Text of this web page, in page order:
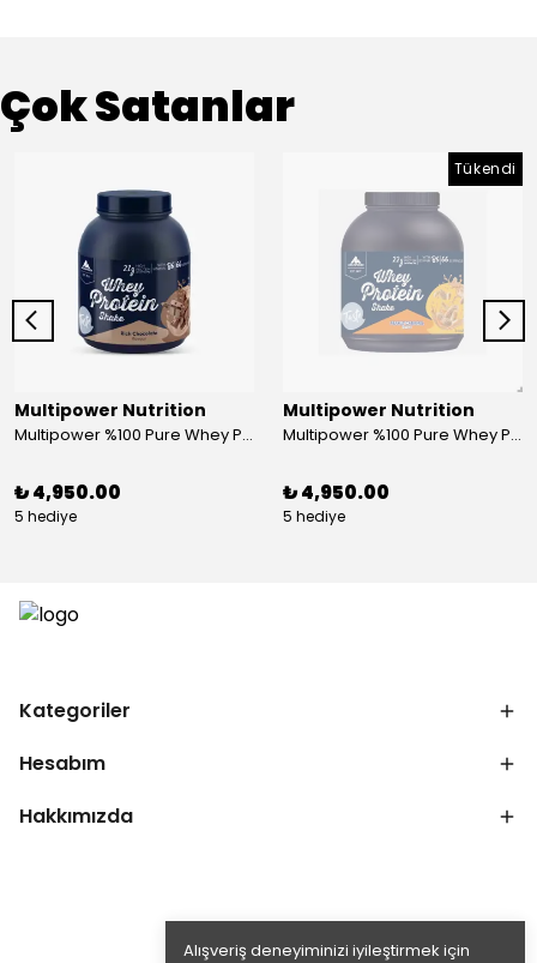
Alışveriş deneyiminizi iyileştirmek için
Çok Satanlar
Multipower Nutrition
Multipower %100 Pure Whey Protein 2000 Gr Çikolata
₺ 4,950.00
5 hediye
Tükendi
Multipower Nutrition
Multipower %100 Pure Whey Protein 2000 Gr Peanut Caramel
₺ 4,950.00
5 hediye
Kategoriler
Hesabım
Hakkımızda